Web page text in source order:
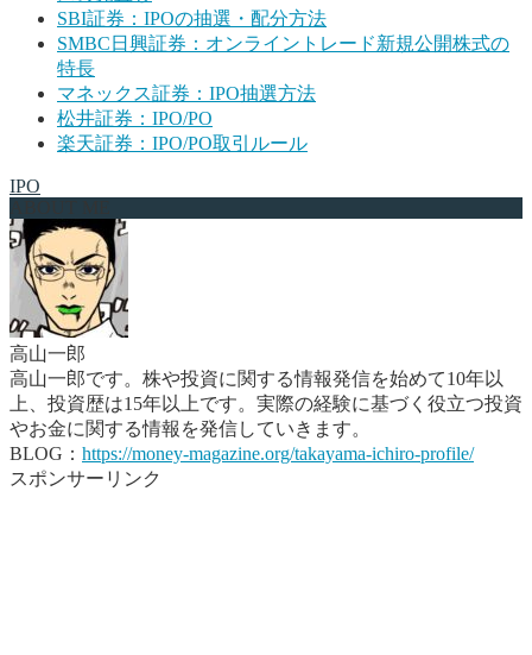
SBI証券：IPOの抽選・配分方法
SMBC日興証券：オンライントレード新規公開株式の
特長
マネックス証券：IPO抽選方法
松井証券：IPO/PO
楽天証券：IPO/PO取引ルール
IPO
高山一郎
高山一郎です。株や投資に関する情報発信を始めて10年以
上、投資歴は15年以上です。実際の経験に基づく役立つ投資
やお金に関する情報を発信していきます。
BLOG： https://money-magazine.org/takayama-ichiro-profile/
スポンサーリンク